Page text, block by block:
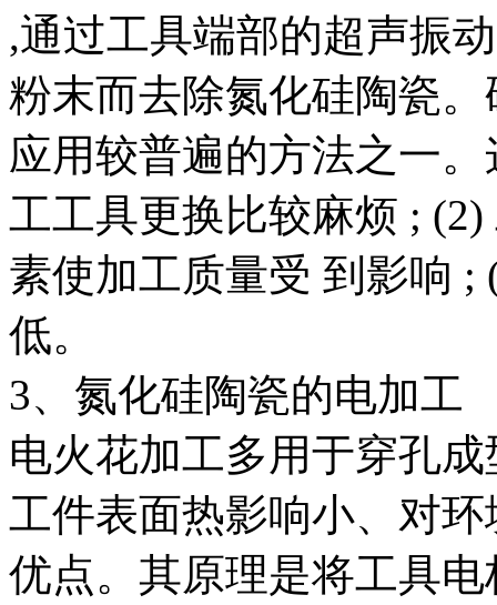
,通过工具端部的超声振
粉末而去除氮化硅陶瓷
应用较普遍的方法之一
工工具更换比较麻烦 ;
素使加工质量受 到影响 ;
低。
3、氮化硅陶瓷的电加工
电火花加工多用于穿孔
工件表面热影响小、对
优点。其原理是将工具